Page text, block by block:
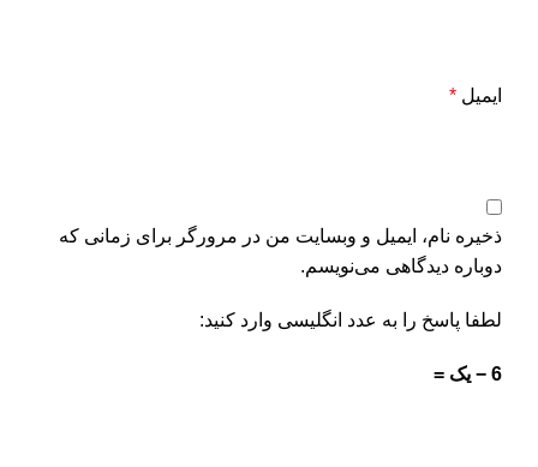
ایمیل *
ذخیره نام، ایمیل و وبسایت من در مرورگر برای زمانی که
دوباره دیدگاهی می‌نویسم.
لطفا پاسخ را به عدد انگلیسی وارد کنید:
6 − یک =